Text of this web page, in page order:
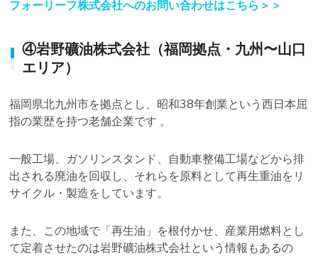
フォーリーフ株式会社へのお問い合わせはこちら＞＞
④岩野礦油株式会社（福岡拠点・九州〜山口
エリア）
福岡県北九州市を拠点とし、昭和38年創業という西日本屈
指の業歴を持つ老舗企業です 。
一般工場、ガソリンスタンド、自動車整備工場などから排
出される廃油を回収し、それらを原料として再生重油をリ
サイクル・製造をしています。
また、この地域で「再生油」を根付かせ、産業用燃料とし
て定着させたのは岩野礦油株式会社という情報もあるの